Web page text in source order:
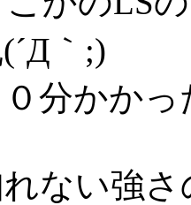
｀;)
分かか
ない強